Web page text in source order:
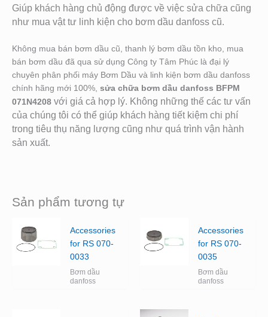
Giúp khách hàng chủ động được về việc sửa chữa cũng
như mua vật tư linh kiện cho bơm dầu danfoss cũ.
Không mua bán bơm dầu cũ, thanh lý bơm dầu tồn kho, mua
bán bơm dầu đã qua sử dụng Công ty Tâm Phúc là đại lý
chuyên phân phối máy Bơm Dầu và linh kiện bơm dầu danfoss
chính hãng mới 100%, sửa chữa bơm dầu danfoss BFPM
071N4208 với giá cả hợp lý. Không những thế các tư vấn
của chúng tôi có thể giúp khách hàng tiết kiệm chi phí
trong tiêu thụ năng lượng cũng như quá trình vận hành
sản xuất.
Sản phẩm tương tự
Accessories
for RS 070-
0033
Bơm dầu
danfoss
Accessories
for RS 070-
0035
Bơm dầu
danfoss